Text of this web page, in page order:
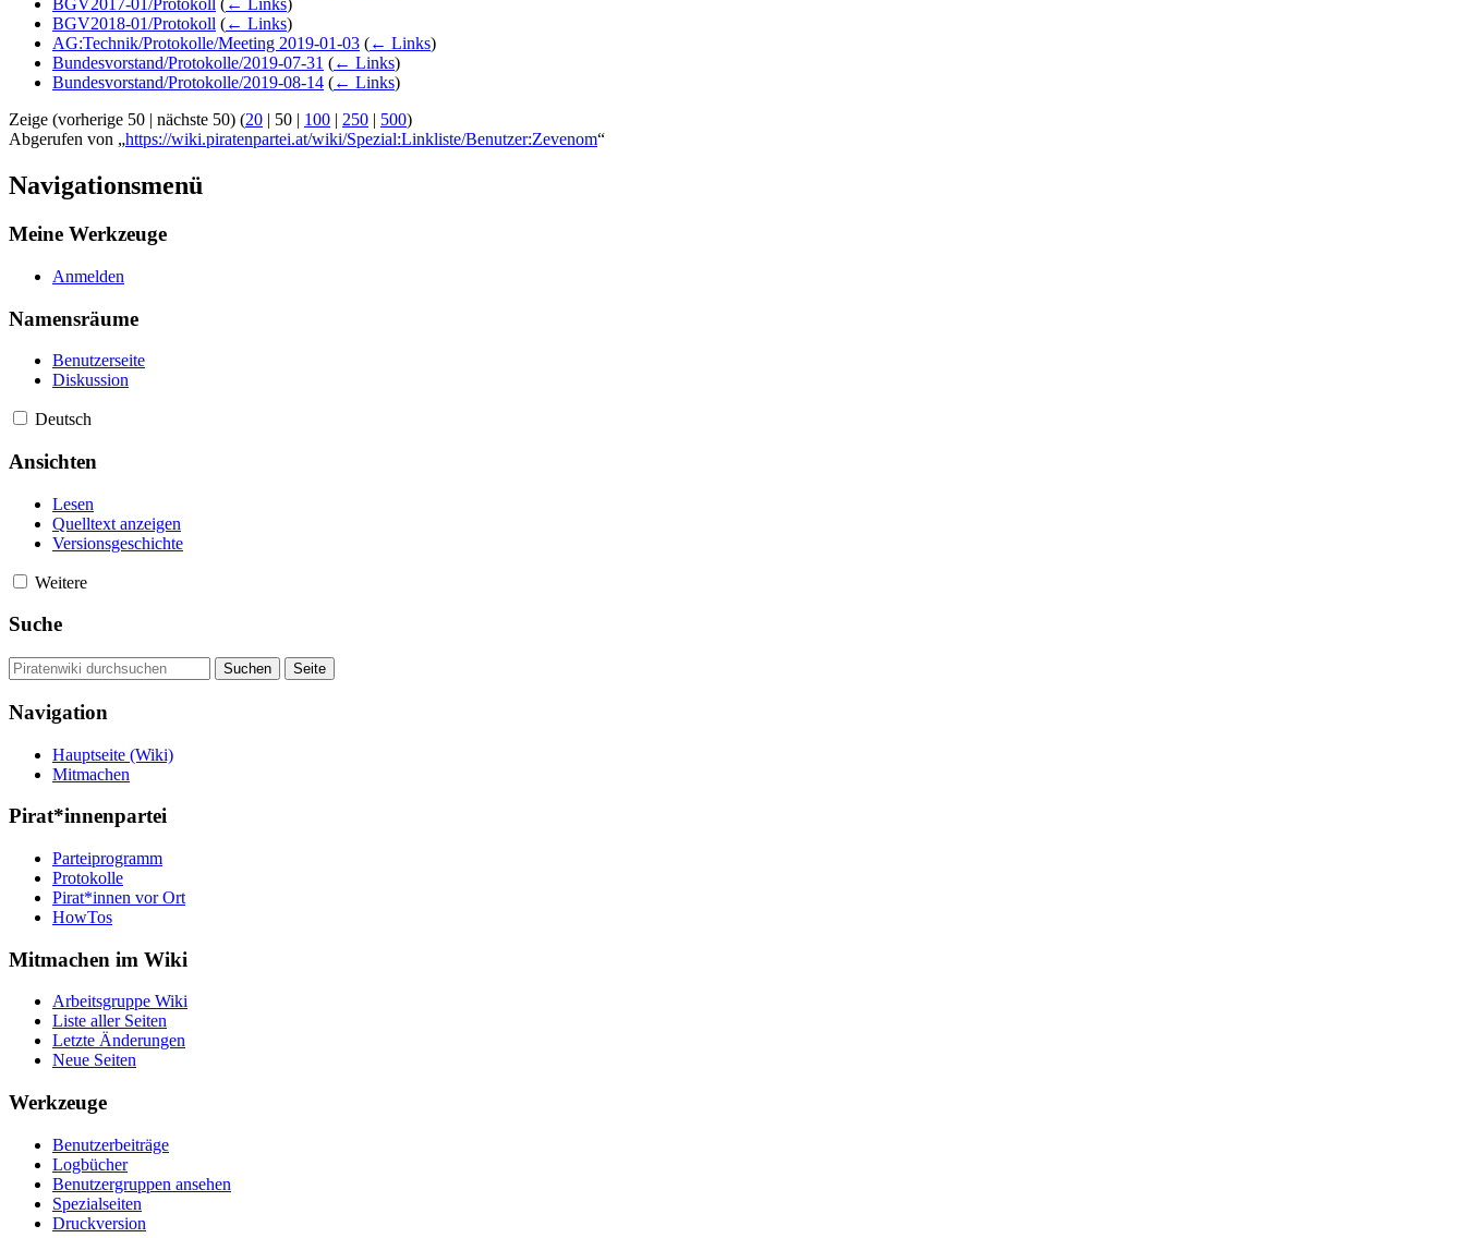
BGV2017-01/Protokoll (← Links)
BGV2018-01/Protokoll (← Links)
AG:Technik/Protokolle/Meeting 2019-01-03 (← Links)
Bundesvorstand/Protokolle/2019-07-31 (← Links)
Bundesvorstand/Protokolle/2019-08-14 (← Links)
Zeige (vorherige 50 | nächste 50) (20 | 50 | 100 | 250 | 500)
Abgerufen von „https://wiki.piratenpartei.at/wiki/Spezial:Linkliste/Benutzer:Zevenom“
Navigationsmenü
Meine Werkzeuge
Anmelden
Namensräume
Benutzerseite
Diskussion
Deutsch
Ansichten
Lesen
Quelltext anzeigen
Versionsgeschichte
Weitere
Suche
Navigation
Hauptseite (Wiki)
Mitmachen
Pirat*innenpartei
Parteiprogramm
Protokolle
Pirat*innen vor Ort
HowTos
Mitmachen im Wiki
Arbeitsgruppe Wiki
Liste aller Seiten
Letzte Änderungen
Neue Seiten
Werkzeuge
Benutzerbeiträge
Logbücher
Benutzergruppen ansehen
Spezialseiten
Druckversion